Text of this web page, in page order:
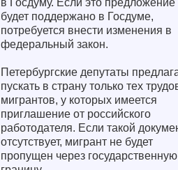
в Госдуму. Если это предложение
будет поддержано в Госдуме,
потребуется внести изменения в
федеральный закон.
Петербургские депутаты
пускать в страну только тех
мигрантов, у которых имеется
приглашение от российского
работодателя. Если такой
отсутствует, мигрант не будет
пропущен через государственную